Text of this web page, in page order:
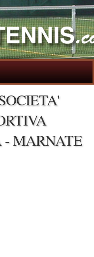
MARNATE